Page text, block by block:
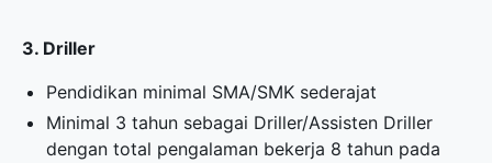
3. Driller
Pendidikan minimal SMA/SMK sederajat
Minimal 3 tahun sebagai Driller/Assisten Driller
dengan total pengalaman bekerja 8 tahun pada